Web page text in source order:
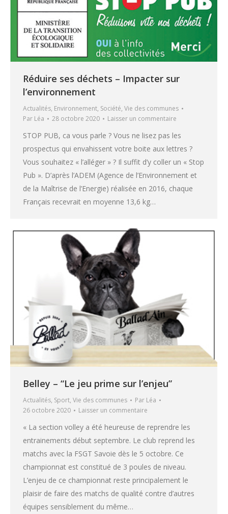
Réduire ses déchets – Impacter sur
l’environnement
Actualités, Environnement, Société, Vie des communes
Par Léa 28 octobre 2020 Laisser un commentaire
STOP PUB, ca vous parle ? Vous ne lisez pas les
prospectus qui envahissent votre boite aux lettres ?
Vous souhaitez « l’alléger » ? Il suffit d’y coller un « Stop
Pub ». D’après l’ADEM (Agence de l’Environnement et
de la Maîtrise de l’Energie) réalisée en 2016, chaque
Français recevrait en moyenne 13,6 kg…
Belley – “Le jeu prime sur l’enjeu”
Actualités, Sport, Vie des communes Par Léa
26 octobre 2020
Laisser un commentaire
« La section volley a été heureuse de reprendre les
entrainements début septembre. Le club reprend les
matchs avec la FSGT Savoie dès le 5 octobre. Ce
championnat est constitué de 3 poules de niveau.
L’enjeu de ce championnat reste principalement le
plaisir de faire des matchs de qualité contre d’autres
équipes sensiblement du même…